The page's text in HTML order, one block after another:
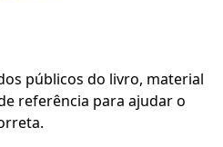
públicos do livro, material
referência para ajudar o